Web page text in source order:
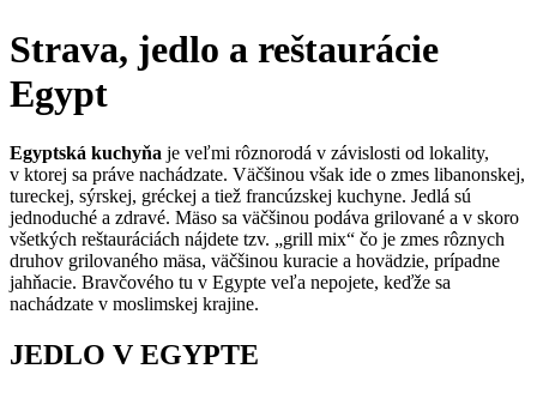
Strava, jedlo a reštaurácie
Egypt
Egyptská kuchyňa je veľmi rôznorodá v závislosti od lokality,
v ktorej sa práve nachádzate. Väčšinou však ide o zmes libanonskej,
tureckej, sýrskej, gréckej a tiež francúzskej kuchyne. Jedlá sú
jednoduché a zdravé. Mäso sa väčšinou podáva grilované a v skoro
všetkých reštauráciách nájdete tzv. „grill mix“ čo je zmes rôznych
druhov grilovaného mäsa, väčšinou kuracie a hovädzie, prípadne
jahňacie. Bravčového tu v Egypte veľa nepojete, keďže sa
nachádzate v moslimskej krajine.
JEDLO V EGYPTE